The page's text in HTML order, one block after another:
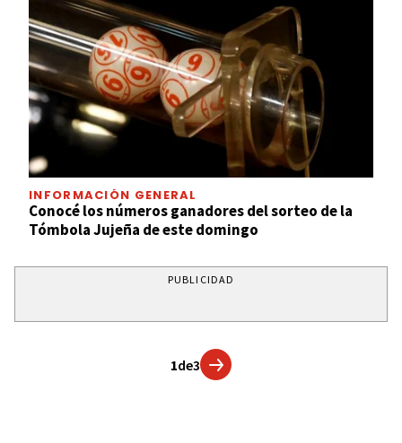
INFORMACIÓN GENERAL
Conocé los números ganadores del sorteo de la
Tómbola Jujeña de este domingo
PUBLICIDAD
1de3